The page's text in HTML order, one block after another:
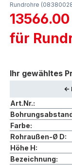
Rundrohre
für
Ihr gewähltes
<-
Art.Nr.:
Farbe:
Rohraußen-Ø D:
Höhe H:
Bezeichnung: